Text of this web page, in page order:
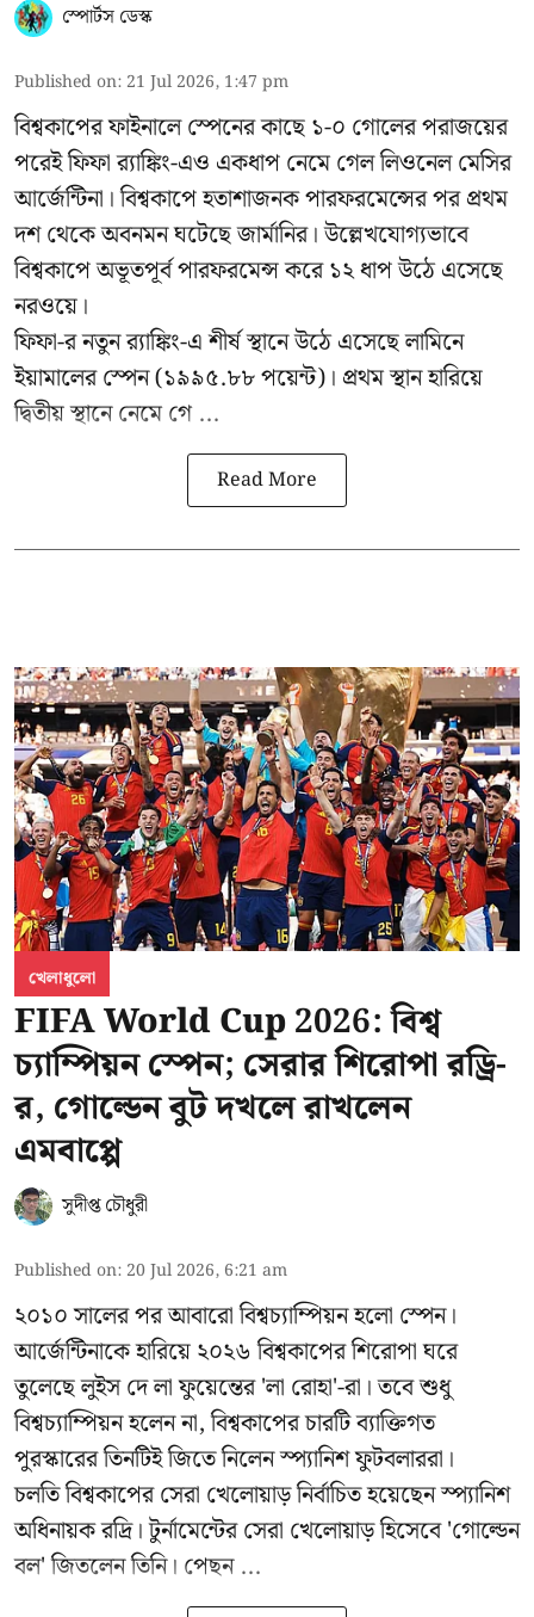
স্পোর্টস ডেস্ক
Published on: 21 Jul 2026, 1:47 pm
বিশ্বকাপের ফাইনালে স্পেনের কাছে ১-০ গোলের পরাজয়ের
পরেই ফিফা র‍্যাঙ্কিং-এও একধাপ নেমে গেল লিওনেল মেসির
আর্জেন্টিনা। বিশ্বকাপে হতাশাজনক পারফরমেন্সের পর প্রথম
দশ থেকে অবনমন ঘটেছে জার্মানির। উল্লেখযোগ্যভাবে
বিশ্বকাপে অভূতপূর্ব পারফরমেন্স করে ১২ ধাপ উঠে এসেছে
নরওয়ে।
ফিফা-র নতুন র‍্যাঙ্কিং-এ শীর্ষ স্থানে উঠে এসেছে লামিনে
ইয়ামালের স্পেন (১৯৯৫.৮৮ পয়েন্ট)। প্রথম স্থান হারিয়ে
দ্বিতীয় স্থানে নেমে গে ...
Read More
খেলাধুলো
FIFA World Cup 2026: বিশ্ব
চ্যাম্পিয়ন স্পেন; সেরার শিরোপা রড্রি-
র, গোল্ডেন বুট দখলে রাখলেন
এমবাপ্পে
সুদীপ্ত চৌধুরী
Published on: 20 Jul 2026, 6:21 am
২০১০ সালের পর আবারো বিশ্বচ্যাম্পিয়ন হলো স্পেন।
আর্জেন্টিনাকে হারিয়ে ২০২৬ বিশ্বকাপের শিরোপা ঘরে
তুলেছে লুইস দে লা ফুয়েন্তের 'লা রোহা'-রা। তবে শুধু
বিশ্বচ্যাম্পিয়ন হলেন না, বিশ্বকাপের চারটি ব্যাক্তিগত
পুরস্কারের তিনটিই জিতে নিলেন স্প্যানিশ ফুটবলাররা।
চলতি বিশ্বকাপের সেরা খেলোয়াড় নির্বাচিত হয়েছেন স্প্যানিশ
অধিনায়ক রদ্রি। টুর্নামেন্টের সেরা খেলোয়াড় হিসেবে 'গোল্ডেন
বল' জিতলেন তিনি। পেছন ...